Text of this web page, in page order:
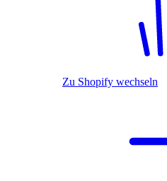
Zu Shopify wechseln